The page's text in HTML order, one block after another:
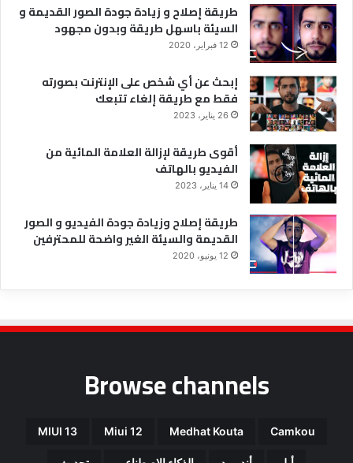
طريقة إصلاح و زيادة جودة الصور القديمة و
السيئة باسهل طريقة وبدون مجهود
12 فبراير، 2020
إبحث عن أي شخص على الإنترنت بصورته
فقط مع طريقة إلغاء تتبعك
26 يناير، 2023
أقوى طريقة لإزالة العلامة المائية من
الفيديو بالهاتف
14 يناير، 2023
طريقة إصلاح وزيادة جودة الفيديو و الصور
القديمة والسيئة الغير واضحة للمحترفين
12 يونيو، 2020
Browse channels
Camkou
Medhat Kouta
Miui 12
MIUI 13